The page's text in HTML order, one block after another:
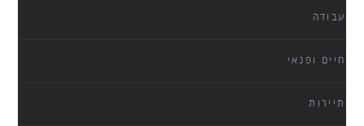
עבודה
חיים ופנאי
תיירות